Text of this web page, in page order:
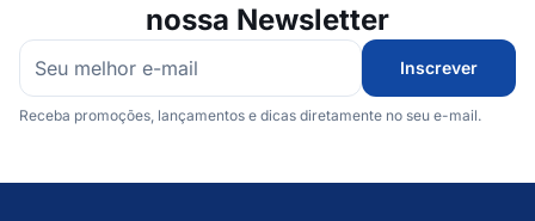
nossa Newsletter
Inscrever
Receba promoções, lançamentos e dicas diretamente no seu e-mail.